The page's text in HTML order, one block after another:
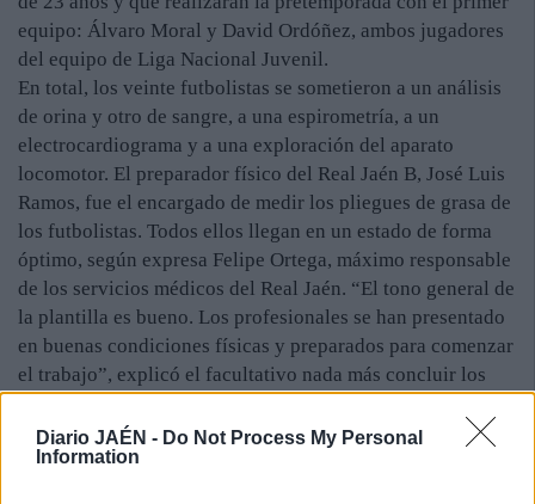
Diario JAÉN - Do Not Process My Personal
Information
equipo: Álvaro Moral y David Ordóñez, ambos jugadores
del equipo de Liga Nacional Juvenil.
En total, los veinte futbolistas se sometieron a un análisis
de orina y otro de sangre, a una espirometría, a un
electrocardiograma y a una exploración del aparato
locomotor. El preparador físico del Real Jaén B, José Luis
Ramos, fue el encargado de medir los pliegues de grasa de
los futbolistas. Todos ellos llegan en un estado de forma
óptimo, según expresa Felipe Ortega, máximo responsable
de los servicios médicos del Real Jaén. “El tono general de
la plantilla es bueno. Los profesionales se han presentado
en buenas condiciones físicas y preparados para comenzar
el trabajo”, explicó el facultativo nada más concluir los
jugadores, especialmente dos de los cuatro fichajes
realizados hasta el momento, Astrain y Fran Miranda,